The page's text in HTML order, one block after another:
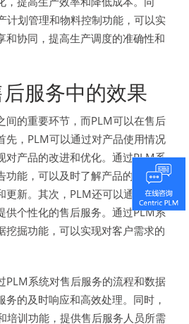
计划管理和物料控制功能，可以实
和协同，提高生产调度的准确性和
服务中的效果
间的重要环节，而PLM可以在售后
先，PLM可以通过对产品使用情况
对产品的改进和优化。通过PLM系
功能，可以及时了解产品的问题和
更新。其次，PLM还可以通过对客
供个性化的售后服务。通过PLM系
挖掘功能，可以实现对客户需求的
PLM系统对售后服务的流程和数据
的及时响应和高效处理。同时，
培训功能，提供售后服务人员所需